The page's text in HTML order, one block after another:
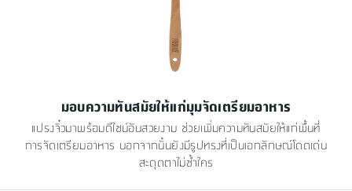
มอบความทันสมัยให้แก่มุมจัดเตรียมอาหาร
แปรงจิ๋วมาพร้อมดีไซน์อันสวยงาม ช่วยเพิ่มความทันสมัยให้แก่พื้นที่
การจัดเตรียมอาหาร นอกจากนั้นยังมีรูปทรงที่เป็นเอกลักษณ์โดดเด่น
สะดุดตาไม่ซ้ำใคร